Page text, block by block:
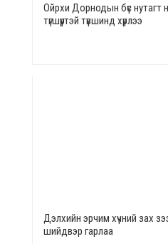
Ойрхи Дорнодын бүс нутагт
түгшүүртэй түвшинд хүрлээ
Дэлхийн эрчим хүчний зах
шийдвэр гарлаа